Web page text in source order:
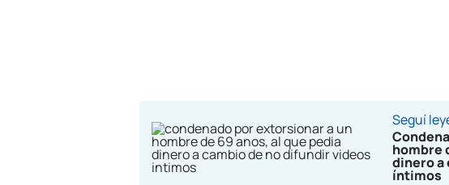
Seguí
hombre
dinero a
íntimos